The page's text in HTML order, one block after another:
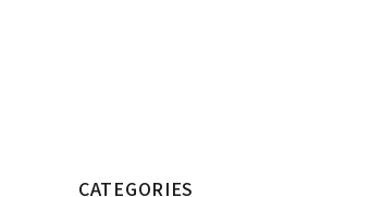
CATEGORIES